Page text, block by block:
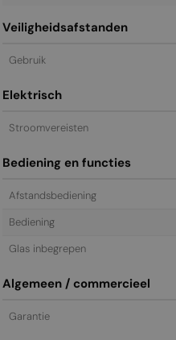
Veiligheidsafstanden
Gebruik
Elektrisch
Stroomvereisten
Bediening en functies
Afstandsbediening
Bediening
Glas inbegrepen
Algemeen / commercieel
Garantie